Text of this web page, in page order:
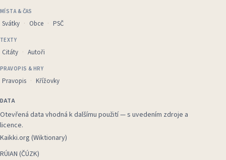
MÍSTA & ČAS
Svátky Obce PSČ
TEXTY
Citáty Autoři
PRAVOPIS & HRY
Pravopis Křížovky
DATA
Otevřená data vhodná k dalšímu použití — s uvedením zdroje a
licence.
Kaikki.org (Wiktionary)
RÚIAN (ČÚZK)